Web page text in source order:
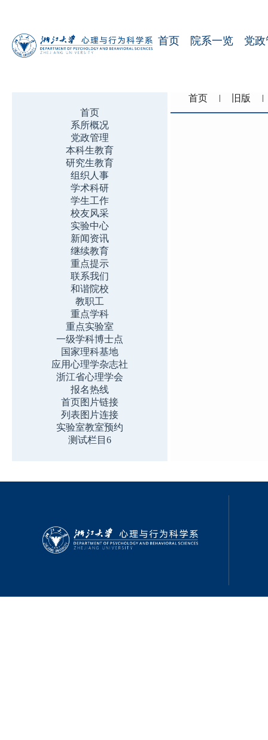
首页 院系一览 党
首页
系所概况
党政管理
本科生教育
研究生教育
组织人事
学术科研
学生工作
校友风采
实验中心
新闻资讯
继续教育
重点提示
联系我们
和谐院校
教职工
重点学科
重点实验室
一级学科博士点
国家理科基地
应用心理学杂志社
浙江省心理学会
报名热线
首页图片链接
列表图片连接
实验室教室预约
测试栏目6
首页 旧版